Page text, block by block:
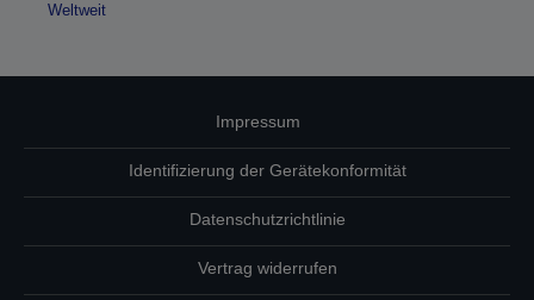
Weltweit
Impressum
Identifizierung der Gerätekonformität
Datenschutzrichtlinie
Vertrag widerrufen